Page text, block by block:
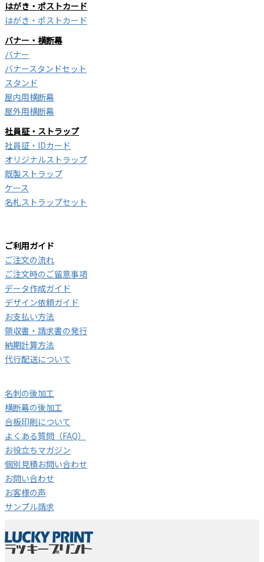
はがき・ポストカード
はがき・ポストカード
バナー・横断幕
バナー
バナースタンドセット
スタンド
屋内用横断幕
屋外用横断幕
社員証・ストラップ
社員証・IDカード
オリジナルストラップ
既製ストラップ
ケース
名札ストラップセット
ご利用ガイド
ご注文の流れ
ご注文時のご留意事項
データ作成ガイド
デザイン依頼ガイド
お支払い方法
領収書・請求書の発行
納期計算方法
代行配送について
名刺の後加工
横断幕の後加工
合板印刷について
よくある質問（FAQ）
お役立ちマガジン
個別見積お問い合わせ
お問い合わせ
お客様の声
サンプル請求